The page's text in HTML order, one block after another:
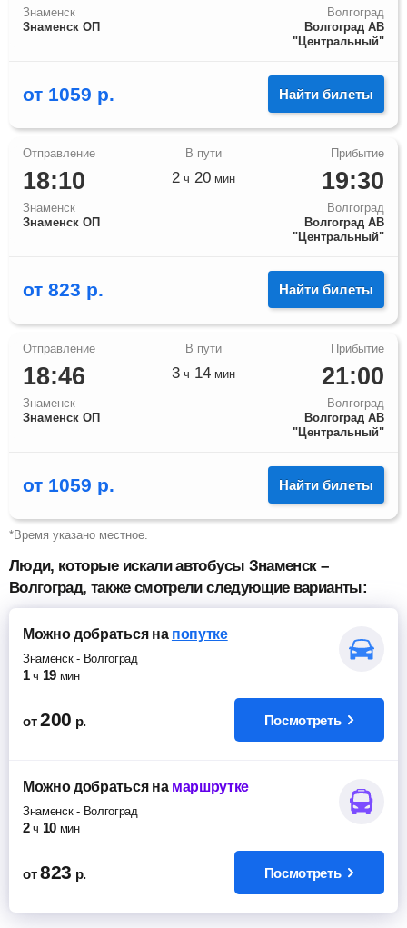
Знаменск
Знаменск ОП
Волгоград
Волгоград АВ
"Центральный"
от 1059 р. Найти билеты
18:10
Знаменск
Знаменск ОП
19:30
Волгоград
Волгоград АВ
"Центральный"
2 ч 20 мин
от 823 р. Найти билеты
18:46
Знаменск
Знаменск ОП
21:00
Волгоград
Волгоград АВ
"Центральный"
3 ч 14 мин
от 1059 р. Найти билеты
*Время указано местное.
Люди, которые искали автобусы Знаменск –
Волгоград, также смотрели следующие варианты:
Можно добратьсяна попутке
Знаменск- Волгоград
1 ч 19 мин
от 200 р. Посмотреть
Можно добратьсяна маршрутке
Знаменск- Волгоград
2 ч 10 мин
от 823 р. Посмотреть